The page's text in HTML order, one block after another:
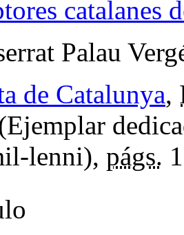
catalanes
Palau
de Catalunya,
lenni), págs.